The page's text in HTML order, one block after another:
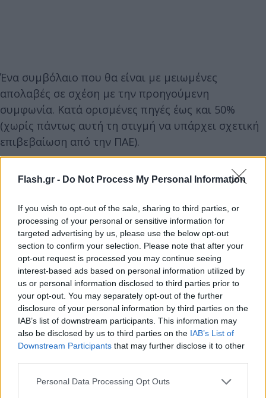
Flash.gr - Do Not Process My Personal Information
If you wish to opt-out of the sale, sharing to third parties, or
processing of your personal or sensitive information for
targeted advertising by us, please use the below opt-out
section to confirm your selection. Please note that after your
opt-out request is processed you may continue seeing
interest-based ads based on personal information utilized by
us or personal information disclosed to third parties prior to
your opt-out. You may separately opt-out of the further
disclosure of your personal information by third parties on the
IAB’s list of downstream participants. This information may
also be disclosed by us to third parties on the IAB’s List of
Downstream Participants that may further disclose it to other
Please note that this website/app uses one or more Google
Personal Data Processing Opt Outs
Ένα συμβόλαιο που θα είναι με μειωμένες
απολαβές σε σχέση με την προηγούμενη
συμφωνία. Κατά ορισμένες πηγές έως και 50%
(χωρίς πάντως αυτή τη στιγμή να υπάρχει σχετική
επιβεβαίωση από την ΠΑΕ).